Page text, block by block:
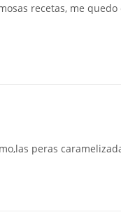
recetas, me
peras